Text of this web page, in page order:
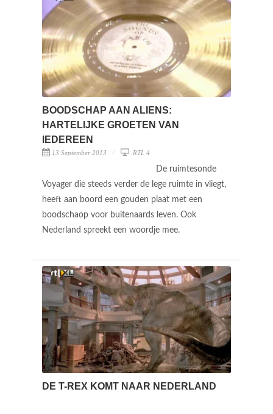
BOODSCHAP AAN ALIENS:
HARTELIJKE GROETEN VAN
IEDEREEN
13 September 2013 RTL 4
De ruimtesonde
Voyager die steeds verder de lege ruimte in vliegt,
heeft aan boord een gouden plaat met een
boodschaop voor buitenaards leven. Ook
Nederland spreekt een woordje mee.
DE T-REX KOMT NAAR NEDERLAND